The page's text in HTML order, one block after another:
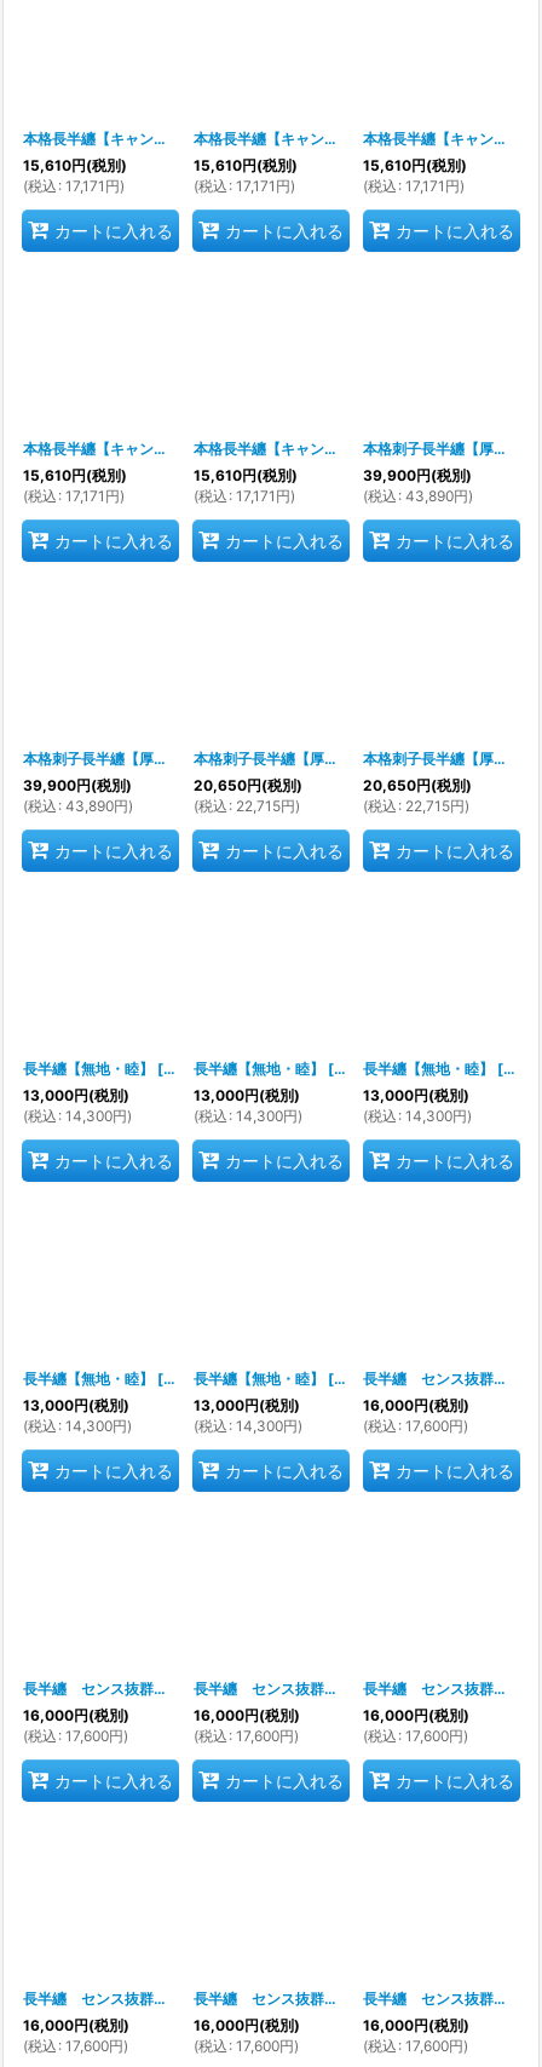
本格長半纏【キャンパス生地というやや厚手生地使用】 [s9105
15,610円(税別)
(税込 : 17,171 円)
カートに入れる
本格長半纏【キャンパス生地というやや厚手生地使用】
15,610円(税別)
(税込 : 17,171 円)
カートに入れる
本格長半纏【キャンパス生地というやや厚手生地使用】
15,610円(税別)
(税込 : 17,171 円)
カートに入れる
本格長半纏【キャンパス生地というやや厚手生地使用】 [s9102]
15,610円(税別)
(税込 : 17,171 円)
カートに入れる
本格長半纏【キャンパス生地というやや厚手生地使用】
15,610円(税別)
(税込 : 17,171 円)
カートに入れる
本格刺子長半纏【厚手の刺子生地使用 硫化染め製品】衿文字：「若睦」文字入りです。
39,900円(税別)
(税込 : 43,890円)
カートに入れる
本格刺子長半纏【厚手の刺子生地使用 硫化染め】衿文字：「め組纏」文字入りです。
39,900円(税別)
(税込 : 43,890円)
カートに入れる
本格刺子長半纏【厚手の刺子生地使用】 [s9429
20,650円(税別)
(税込 : 22,715円)
カートに入れる
本格刺子長半纏【厚手の刺子生地使用】
20,650円(税別)
(税込 : 22,715円)
カートに入れる
長半纏【無地・睦】 [nm6429]
13,000円(税別)
(税込 : 14,300円)
カートに入れる
長半纏【無地・睦】 [nm6428]
13,000円(税別)
(税込 : 14,300円)
カートに入れる
長半纏【無地・睦】 [
13,000円(税別)
(税込 : 14,300円)
カートに入れる
長半纏【無地・睦】 [nm6426]
13,000円(税別)
(税込 : 14,300円)
カートに入れる
長半纏【無地・睦】 [nm6425]
13,000円(税別)
(税込 : 14,300円)
カートに入れる
長半纏 センス抜群 唯一無二のデザイン力 お祭り天国製品
16,000円(税別)
(税込 : 17,600円)
カートに入れる
長半纏 センス抜群 唯一無二のデザイン力 お祭り天国製品 [
16,000円(税別)
(税込 : 17,600円)
カートに入れる
長半纏 センス抜群 唯一無二のデザイン力 お祭り天国製品
16,000円(税別)
(税込 : 17,600円)
カートに入れる
長半纏 センス抜群 唯一無二のデザイン力 お祭り天国製品
16,000円(税別)
(税込 : 17,600円)
カートに入れる
長半纏 センス抜群 唯一無二のデザイン力 お祭り天国製品 [
16,000円(税別)
(税込 : 17,600円)
長半纏 センス抜群 唯一無二のデザイン力 お祭り天国製品
16,000円(税別)
(税込 : 17,600円)
長半纏 センス抜群 唯一無二のデザイン力 お祭り天国製品
16,000円(税別)
(税込 : 17,600円)